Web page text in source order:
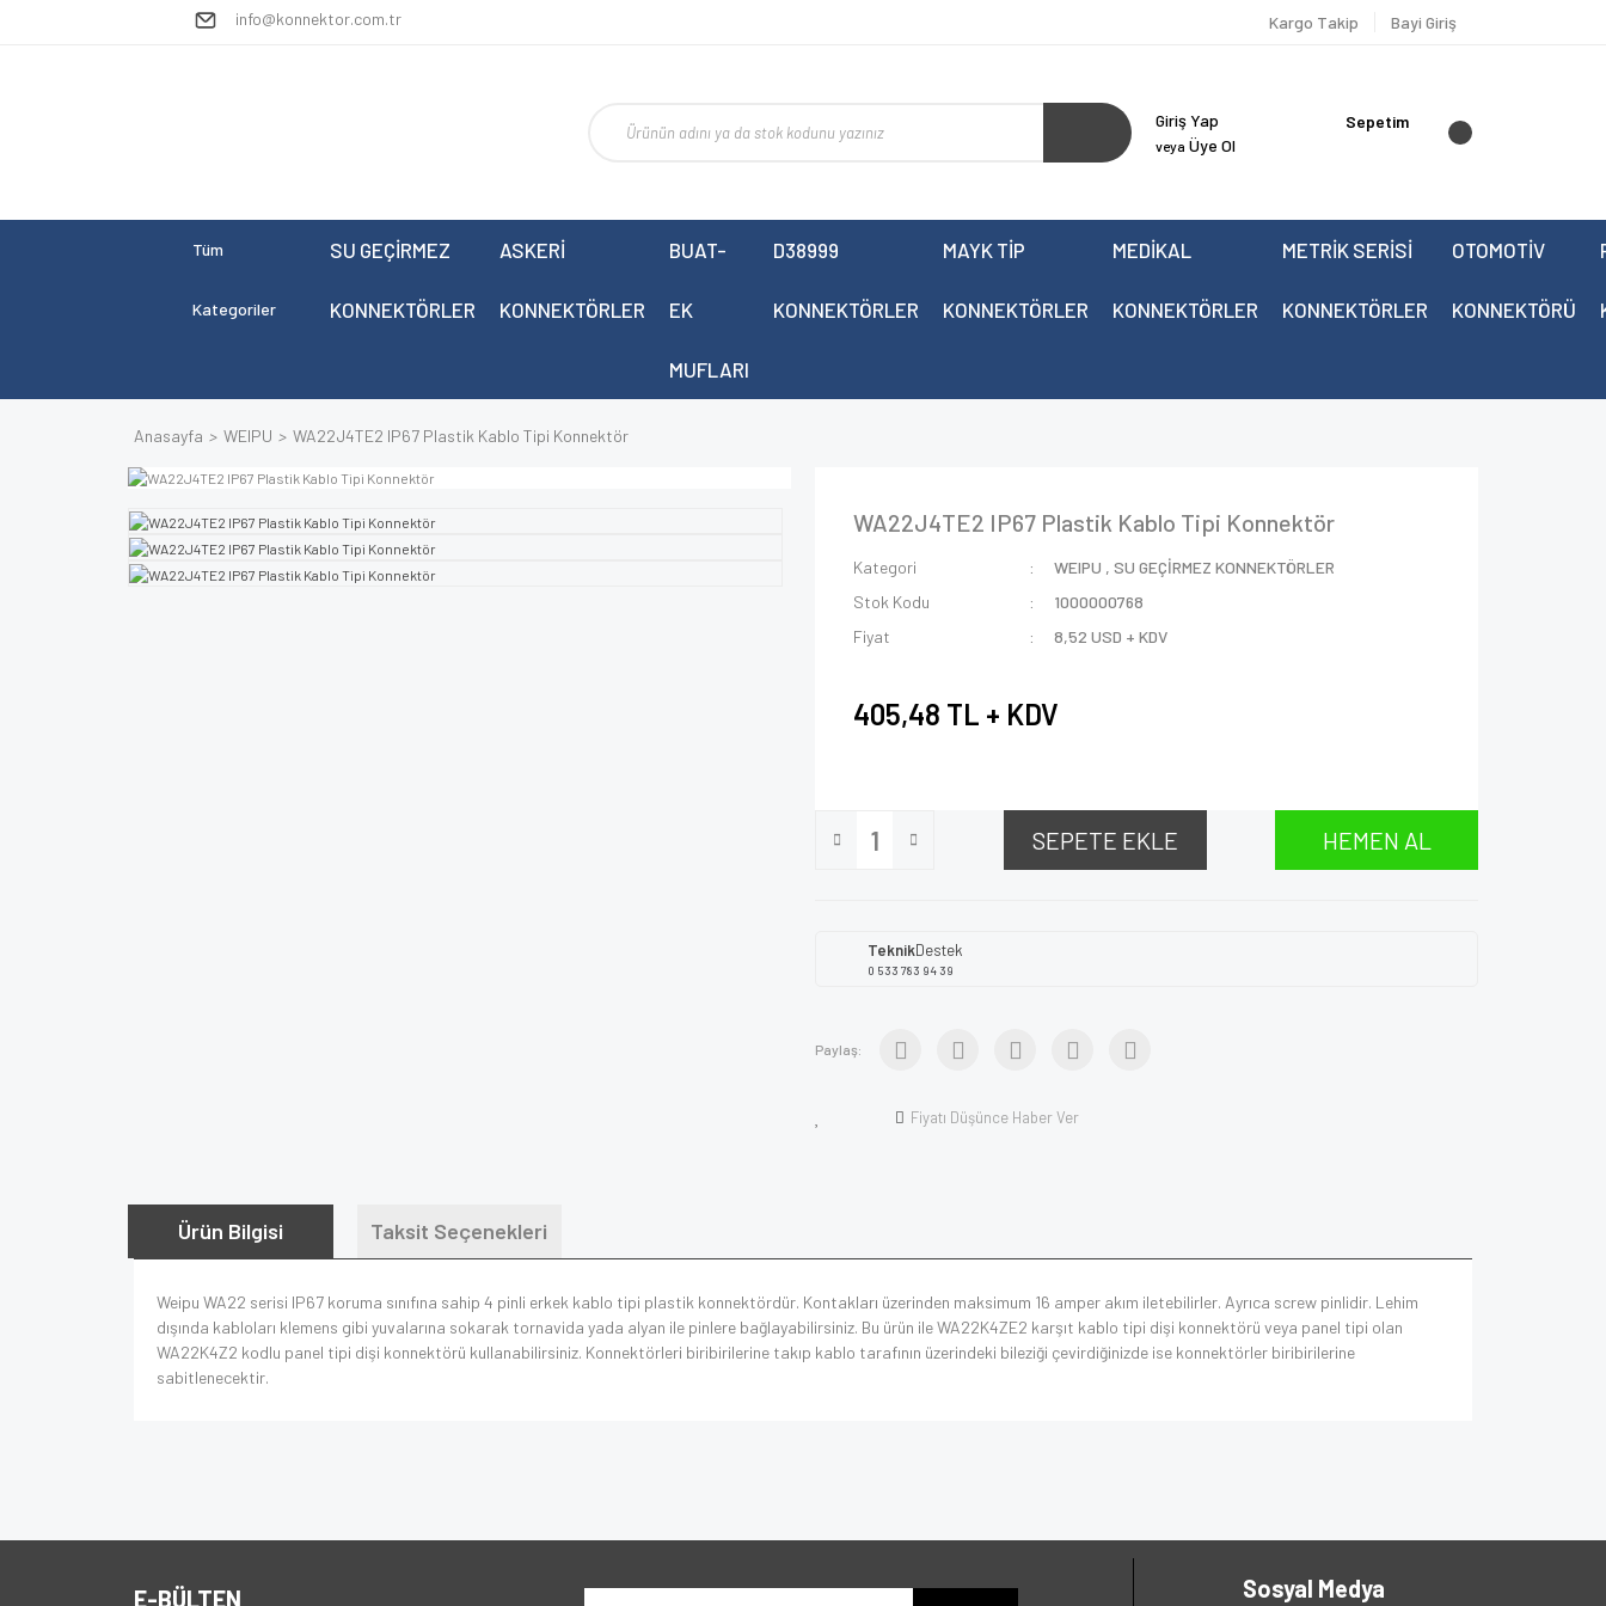
info@konnektor.com.tr Kargo Takip Bayi Giriş
Giriş Yap
veya Üye Ol
Sepetim
Tüm
Kategoriler
SU GEÇİRMEZ
KONNEKTÖRLER
ASKERİ
KONNEKTÖRLER
BUAT-
EK
MUFLARI
D38999
KONNEKTÖRLER
MAYK TİP
KONNEKTÖRLER
MEDİKAL
KONNEKTÖRLER
METRİK SERİSİ
KONNEKTÖRLER
OTOMOTİV
KONNEKTÖRÜ
Anasayfa WEIPU WA22J4TE2 IP67 Plastik Kablo Tipi Konnektör
WA22J4TE2 IP67 Plastik Kablo Tipi Konnektör
Kategori WEIPU ,SU GEÇİRMEZ KONNEKTÖRLER
Stok Kodu
1000000768
Fiyat
8,52 USD + KDV
405,48 TL + KDV
SEPETE EKLE HEMEN AL
TeknikDestek
0 533 783 94 39
Paylaş:
Fiyatı Düşünce Haber Ver
Ürün Bilgisi Taksit Seçenekleri
Weipu WA22 serisi IP67 koruma sınıfına sahip 4 pinli erkek kablo tipi plastik konnektördür. Kontakları üzerinden maksimum 16 amper akım iletebilirler. Ayrıca screw pinlidir. Lehim
dışında kabloları klemens gibi yuvalarına sokarak tornavida yada alyan ile pinlere bağlayabilirsiniz. Bu ürün ile WA22K4ZE2 karşıt kablo tipi dişi konnektörü veya panel tipi olan
WA22K4Z2 kodlu panel tipi dişi konnektörü kullanabilirsiniz. Konnektörleri biribirilerine takıp kablo tarafının üzerindeki bileziği çevirdiğinizde ise konnektörler biribirilerine
sabitlenecektir.
E-BÜLTEN Sosyal Medya